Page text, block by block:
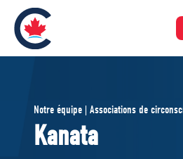
ÉQUIPE
Pierre Poilievre
Vos députés conservateurs
Notre équipe | Associations de
Kanata